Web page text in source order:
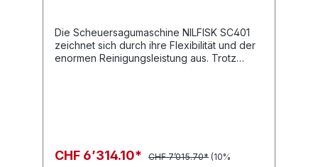
Die Scheuersagumaschine NILFISK SC401
zeichnet sich durch ihre Flexibilität und der
enormen Reinigungsleistung aus. Trotz
reinigt dabei auch verstellte und enge
CHF 6’314.10* CHF 7’015.70* (10%